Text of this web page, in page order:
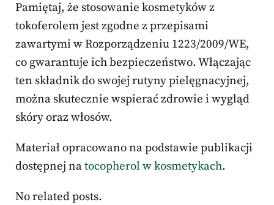
Pamiętaj, że stosowanie kosmetyków z
tokoferolem jest zgodne z przepisami
zawartymi w Rozporządzeniu 1223/2009/WE,
co gwarantuje ich bezpieczeństwo. Włączając
ten składnik do swojej rutyny pielęgnacyjnej,
można skutecznie wspierać zdrowie i wygląd
skóry oraz włosów.
Materiał opracowano na podstawie publikacji
dostępnej natocopherol w kosmetykach.
No related posts.